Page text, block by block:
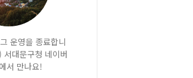
운영을 종료합니
대문구청 네이버
서 만나요!